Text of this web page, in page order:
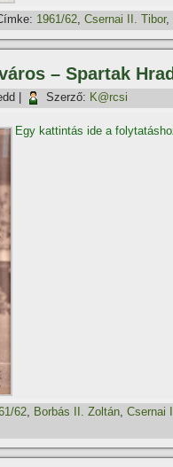
1961/62, Csernai II. Tibor,
– Spartak
Szerző: K@rcsi
Egy kattintás ide a
62, Borbás II. Zoltán, Csernai